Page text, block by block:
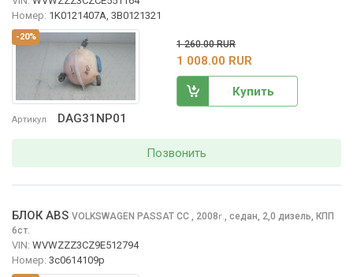
-20%
Артикул DAG31NP01
Номер: 1K0121407A, 3B0121321
1 260.00 RUR
1 008.00 RUR
Купить
Позвонить
БЛОК ABS VOLKSWAGEN PASSAT CC , 2008г., седан, 2,0 дизель, КПП
6ст.
VIN: WVWZZZ3CZ9E512794
Номер: 3c0614109p